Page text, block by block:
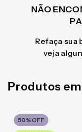
NÃO
Refaça sua
veja
Produtos
50% OFF